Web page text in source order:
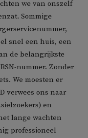
we van onszelf
Sommige
snel een huis, een
de belangrijkste
nummer. Zonder
We moesten er
verwees ons naar
en
lange wachten
professioneel